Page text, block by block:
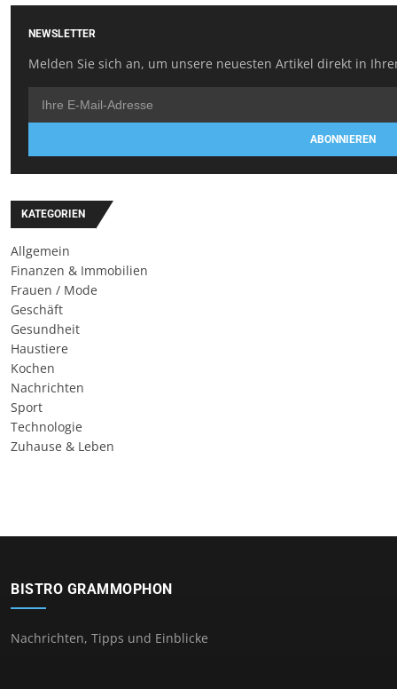
NEWSLETTER
Melden Sie sich an, um unsere neuesten Artikel direkt in
ABONNIEREN
KATEGORIEN
Allgemein
Finanzen & Immobilien
Frauen / Mode
Geschäft
Gesundheit
Haustiere
Kochen
Nachrichten
Sport
Technologie
Zuhause & Leben
BISTRO GRAMMOPHON
Nachrichten, Tipps und Einblicke